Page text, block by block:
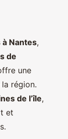
Nantes,
de
une
région.
de l’île,
et